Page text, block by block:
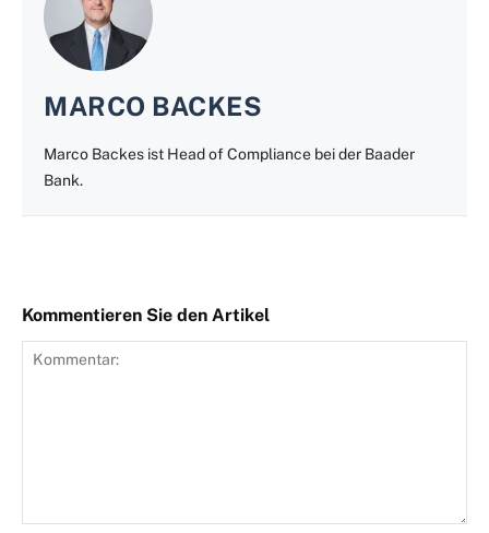
MARCO BACKES
Marco Backes ist Head of Compliance bei der Baader
Bank.
Kommentieren Sie den Artikel